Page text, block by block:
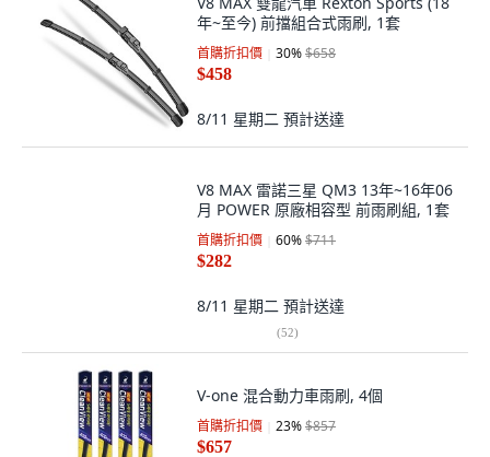
年~至今) 前擋組合式雨刷, 1套
首購折扣價 30%$658
$458
8/11 星期二 預計送達
V8 MAX 雷諾三星 QM3 13年~16年06
月 POWER 原廠相容型 前雨刷組, 1套
首購折扣價 60%$711
$282
8/11 星期二 預計送達
(52)
V-one 混合動力車雨刷, 4個
首購折扣價 23%$857
$657